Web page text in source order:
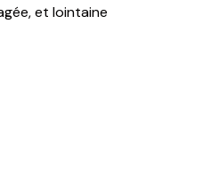
disponibles sur le site
et lointaine